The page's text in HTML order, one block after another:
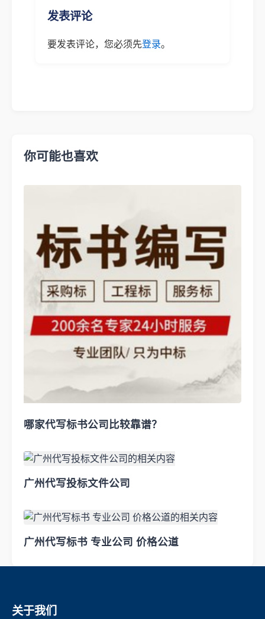
发表评论
要发表评论，您必须先登录。
你可能也喜欢
哪家代写标书公司比较靠谱？
广州代写投标文件公司
广州代写标书 专业公司 价格公道
关于我们